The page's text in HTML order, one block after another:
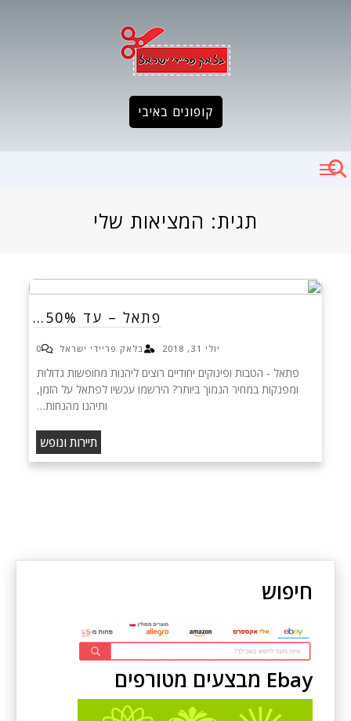
קופונים באיבי
תגית: המציאות שלי
פתאל – עד 50%…
יולי 31, 2018 בלאק פריידי ישראל 0
פתאל - הטבות ופינוקים יחודיים רוצים ליהנות מחופשות גדולות
ומפנקות במחיר הנמוך ביותר? הירשמו עכשיו לפתאל על הזמן,
ותיהנו מהנחות…
תיירות ונופש
חיפוש
Ebay מבצעים מטורפים